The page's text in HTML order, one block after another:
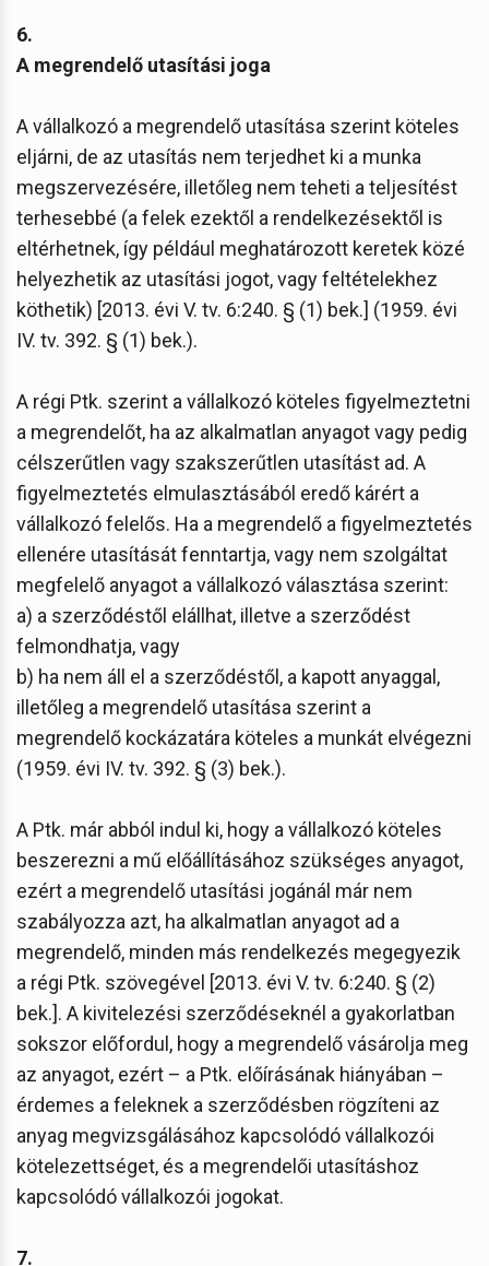
6.
A megrendelő utasítási joga
A vállalkozó a megrendelő utasítása szerint köteles
eljárni, de az utasítás nem terjedhet ki a munka
megszervezésére, illetőleg nem teheti a teljesítést
terhesebbé (a felek ezektől a rendelkezésektől is
eltérhetnek, így például meghatározott keretek közé
helyezhetik az utasítási jogot, vagy feltételekhez
köthetik) [2013. évi V. tv. 6:240. § (1) bek.] (1959. évi
IV. tv. 392. § (1) bek.).
A régi Ptk. szerint a vállalkozó köteles figyelmeztetni
a megrendelőt, ha az alkalmatlan anyagot vagy pedig
célszerűtlen vagy szakszerűtlen utasítást ad. A
figyelmeztetés elmulasztásából eredő kárért a
vállalkozó felelős. Ha a megrendelő a figyelmeztetés
ellenére utasítását fenntartja, vagy nem szolgáltat
megfelelő anyagot a vállalkozó választása szerint:
a) a szerződéstől elállhat, illetve a szerződést
felmondhatja, vagy
b) ha nem áll el a szerződéstől, a kapott anyaggal,
illetőleg a megrendelő utasítása szerint a
megrendelő kockázatára köteles a munkát elvégezni
(1959. évi IV. tv. 392. § (3) bek.).
A Ptk. már abból indul ki, hogy a vállalkozó köteles
beszerezni a mű előállításához szükséges anyagot,
ezért a megrendelő utasítási jogánál már nem
szabályozza azt, ha alkalmatlan anyagot ad a
megrendelő, minden más rendelkezés megegyezik
a régi Ptk. szövegével [2013. évi V. tv. 6:240. § (2)
bek.]. A kivitelezési szerződéseknél a gyakorlatban
sokszor előfordul, hogy a megrendelő vásárolja meg
az anyagot, ezért – a Ptk. előírásának hiányában –
érdemes a feleknek a szerződésben rögzíteni az
anyag megvizsgálásához kapcsolódó vállalkozói
kötelezettséget, és a megrendelői utasításhoz
kapcsolódó vállalkozói jogokat.
7.